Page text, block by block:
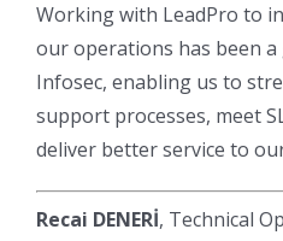
Working with LeadPro to
our operations has been
Infosec, enabling us to
support processes, meet
deliver better service to
Recai DENERİ, Technical